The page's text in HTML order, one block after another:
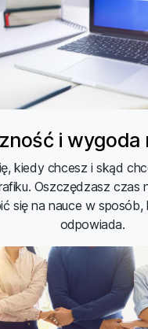
i wygoda
kiedy chcesz i skąd
Oszczędzasz czas
się na nauce w
odpowiada.